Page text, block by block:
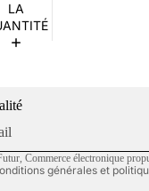
LA
, Commerce électronique
générales et
de vente